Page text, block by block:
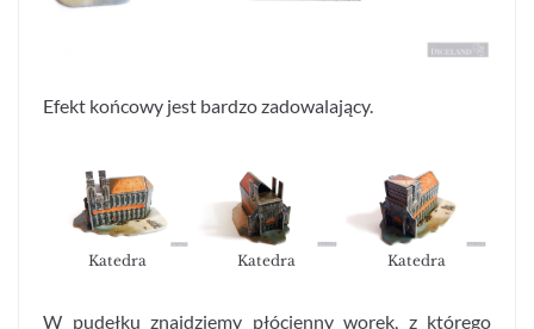
Efekt końcowy jest bardzo zadowalający.
Katedra Katedra Katedra
W pudełku znajdziemy płócienny worek, z którego